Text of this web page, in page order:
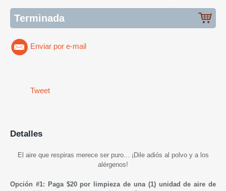
Terminada
Enviar por e-mail
Tweet
Detalles
El aire que respiras merece ser puro... ¡Dile adiós al polvo y a los
alérgenos!
Opción #1: Paga $20 por limpieza de una (1) unidad de aire de